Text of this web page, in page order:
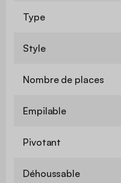
Type
Style
Nombre de places
Empilable
Pivotant
Déhoussable